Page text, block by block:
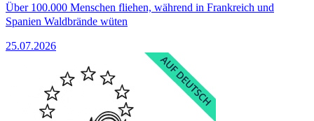
Über 100.000 Menschen fliehen, während in Frankreich und
Spanien Waldbrände wüten
25.07.2026